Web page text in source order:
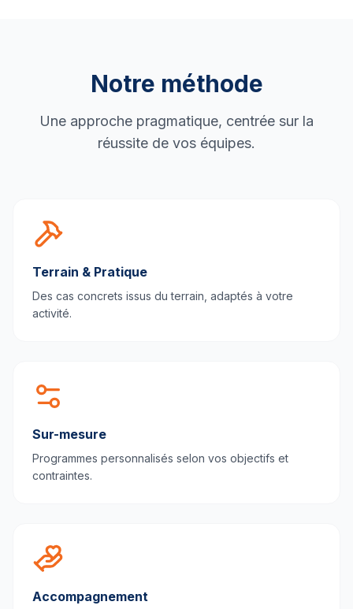
Notre méthode
Une approche pragmatique, centrée sur la
réussite de vos équipes.
Terrain & Pratique
Des cas concrets issus du terrain, adaptés à votre
activité.
Sur-mesure
Programmes personnalisés selon vos objectifs et
contraintes.
Accompagnement